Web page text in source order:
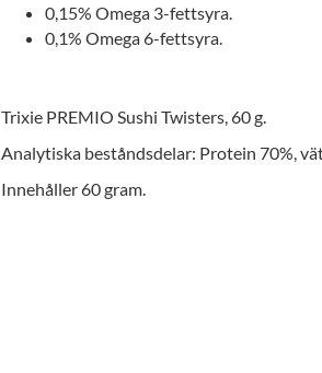
0,15% Omega 3-fettsyra.
0,1% Omega 6-fettsyra.
Trixie PREMIO Sushi Twisters, 60 g.
Analytiska beståndsdelar: Protein 70%,
Innehåller 60 gram.